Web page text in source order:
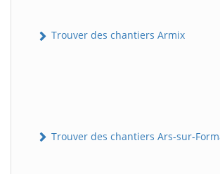
Trouver des chantiers Armix
Trouver des chantiers Ars-sur-